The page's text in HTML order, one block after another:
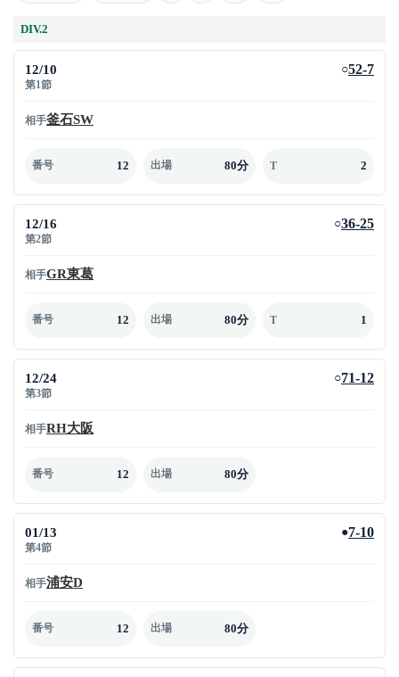
DIV.2
12/10
第1節
○52-7
相手釜石SW
番号 12 出場 80分 T 2
12/16
第2節
○36-25
相手GR東葛
番号 12 出場 80分 T 1
12/24
第3節
○71-12
相手RH大阪
番号 12 出場 80分
01/13
第4節
●7-10
相手浦安D
番号 12 出場 80分